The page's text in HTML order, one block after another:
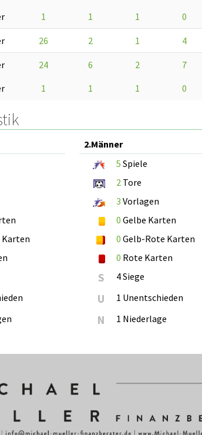
1 1 1 0
26 2 1 4
24 6 2 7
1 1 1 0
2.Männer
5 Spiele
2 Tore
3 Vorlagen
0 Gelbe Karten
0 Gelb-Rote Karten
0 Rote Karten
S 4 Siege
U 1 Unentschieden
N 1 Niederlage